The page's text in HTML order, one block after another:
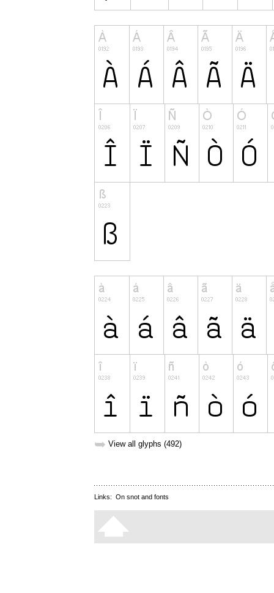
➥ View all glyphs (492)
Links: On snot and fonts